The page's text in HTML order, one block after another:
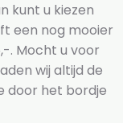
kunt u kiezen
een nog mooier
. Mocht u voor
wij altijd de
door het bordje